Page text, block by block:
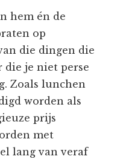
hem én de
op
die dingen die
die je niet perse
Zoals lunchen
worden als
prijs
met
lang van veraf